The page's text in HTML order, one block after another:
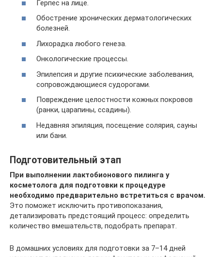
Герпес на лице.
Обострение хронических дерматологических
болезней.
Лихорадка любого генеза.
Онкологические процессы.
Эпилепсия и другие психические заболевания,
сопровождающиеся судорогами.
Повреждение целостности кожных покровов
(ранки, царапины, ссадины).
Недавняя эпиляция, посещение солярия, сауны
или бани.
Подготовительный этап
При выполнении лактобионового пилинга у
косметолога для подготовки к процедуре
необходимо предварительно встретиться с врачом.
Это поможет исключить противопоказания,
детализировать предстоящий процесс: определить
количество вмешательств, подобрать препарат.
В домашних условиях для подготовки за 7–14 дней